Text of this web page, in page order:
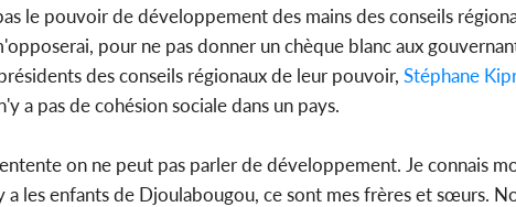
le pouvoir de développement des mains des conseils
pour ne pas donner un chèque blanc aux
des conseils régionaux de leur pouvoir, Stéphane
a pas de cohésion sociale dans un pays.
on ne peut pas parler de développement. Je connais
a les enfants de Djoulabougou, ce sont mes frères et sœurs.